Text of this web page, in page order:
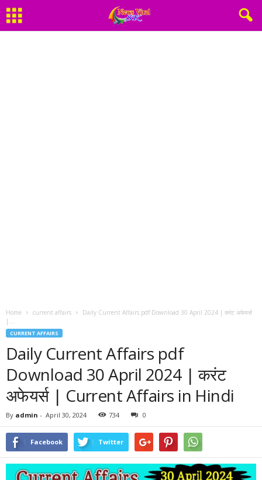
Home current affairs
Daily Current Affairs pdf Download 30 April 2024 | करंट अफेयर्स
|...
CURRENT AFFAIRS
Daily Current Affairs pdf
Download 30 April 2024 | करंट
अफेयर्स | Current Affairs in Hindi
By admin - April 30, 2024 734 0
Facebook Twitter